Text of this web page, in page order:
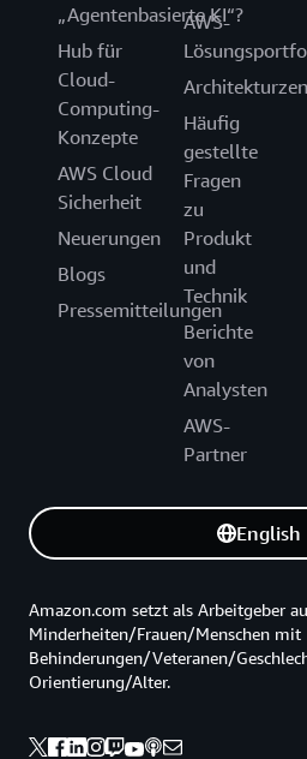
„Agentenbasierte KI“?
Hub für
Cloud-
Computing-
Konzepte
AWS Cloud
Sicherheit
Neuerungen
Blogs
Pressemitteilungen
AWS-
Häufig
gestellte
Fragen
zu
Produkt
und
Technik
Berichte
von
Analysten
AWS-
Partner
English
Amazon.com setzt als Arbeitgeber
Minderheiten/Frauen/Menschen mit
Behinderungen/Veteranen/
Orientierung/Alter.